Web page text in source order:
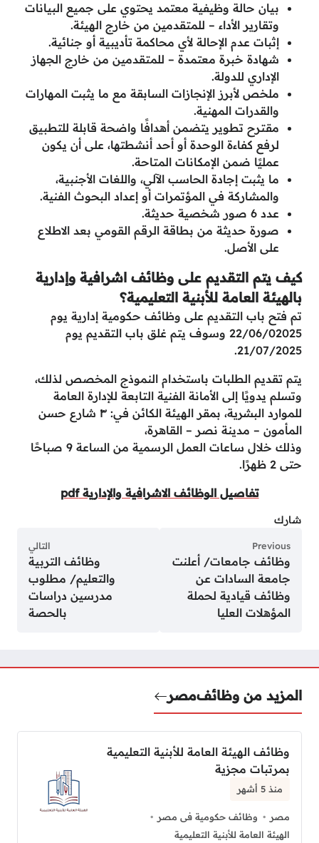
بيان حالة وظيفية معتمد يحتوي على جميع البيانات
وتقارير الأداء – للمتقدمين من خارج الهيئة.
إثبات عدم الإحالة لأي محاكمة تأديبية أو جنائية.
شهادة خبرة معتمدة – للمتقدمين من خارج الجهاز
الإداري للدولة.
ملخص لأبرز الإنجازات السابقة مع ما يثبت المهارات
والقدرات المهنية.
مقترح تطوير يتضمن أهدافًا واضحة قابلة للتطبيق
لرفع كفاءة الوحدة أو أحد أنشطتها، على أن يكون
عمليًا ضمن الإمكانات المتاحة.
ما يثبت إجادة الحاسب الآلي، واللغات الأجنبية،
والمشاركة في المؤتمرات أو إعداد البحوث الفنية.
عدد 6 صور شخصية حديثة.
صورة حديثة من بطاقة الرقم القومي بعد الاطلاع
على الأصل.
كيف يتم التقديم على وظائف اشرافية وإدارية
بالهيئة العامة للأبنية التعليمية؟
تم فتح باب التقديم على وظائف حكومية إدارية يوم
22/06/02025 وسوف يتم غلق باب التقديم يوم
21/07/2025.
يتم تقديم الطلبات باستخدام النموذج المخصص لذلك،
وتسلم يدويًا إلى الأمانة الفنية التابعة للإدارة العامة
للموارد البشرية، بمقر الهيئة الكائن في: ٣ شارع حسن
المأمون – مدينة نصر – القاهرة،
وذلك خلال ساعات العمل الرسمية من الساعة 9 صباحًا
حتى 2 ظهرًا.
تفاصيل الوظائف الاشرافية والإدارية pdf
شارك
Previous
وظائف جامعات/ أعلنت
جامعة السادات عن
وظائف قيادية لحملة
المؤهلات العليا
التالي
وظائف التربية
والتعليم/ مطلوب
مدرسين دراسات
بالحصة
المزيد من وظائفمصر
وظائف الهيئة العامة للأبنية التعليمية
بمرتبات مجزية
منذ 5 أشهر
مصر
وظائف حكومية فى مصر
الهيئة العامة للأبنية التعليمية